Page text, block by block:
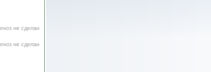
не сделан
не сделан